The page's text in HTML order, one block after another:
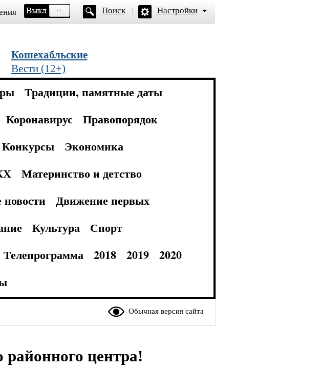
Поиск Настройки
Кошехабльские
Вести (12+)
Традиции, памятные даты
Коронавирус
Правопорядок
Конкурсы
Экономика
Материнство и детство
новости
Движение первых
Культура
Спорт
Телепрограмма 2018 2019
2020
Обычная версия сайта
центра!